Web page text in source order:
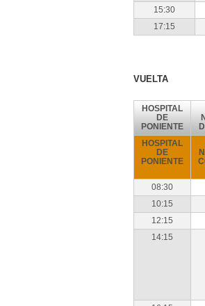
15:30
17:15
VUELTA
HOSPITAL
DE
PONIENTE
HOSPITAL
DE
PONIENTE
08:30
10:15
12:15
14:15